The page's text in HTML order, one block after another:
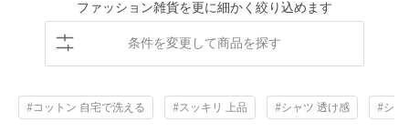
ファッション雑貨を更に細かく絞り込めます
条件を変更して商品を探す
#コットン 自宅で洗える #スッキリ 上品 #シャツ 透け感 #シン